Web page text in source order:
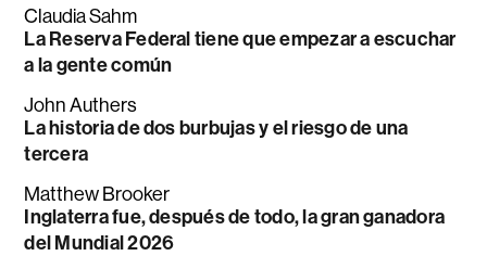
Claudia Sahm
La Reserva Federal tiene que empezar a escuchar
a la gente común
John Authers
La historia de dos burbujas y el riesgo de una
tercera
Matthew Brooker
Inglaterra fue, después de todo, la gran ganadora
del Mundial 2026